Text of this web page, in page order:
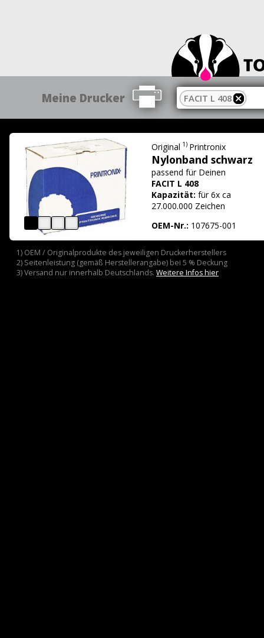
Meine Drucker FACIT L 408
Original 1) Printronix
Nylonband schwarz
passend für Deinen
FACIT L 408
Kapazität: für 6x ca
27.000.000 Zeichen
OEM-Nr.: 107675-001
1) OEM / Originalprodukte des jeweiligen Druckerherstellers
2) Seitenleistung (gemäß Herstellerangabe) bei 5 % Deckung
3) Versand nur innerhalb Deutschlands. Weitere Infos hier